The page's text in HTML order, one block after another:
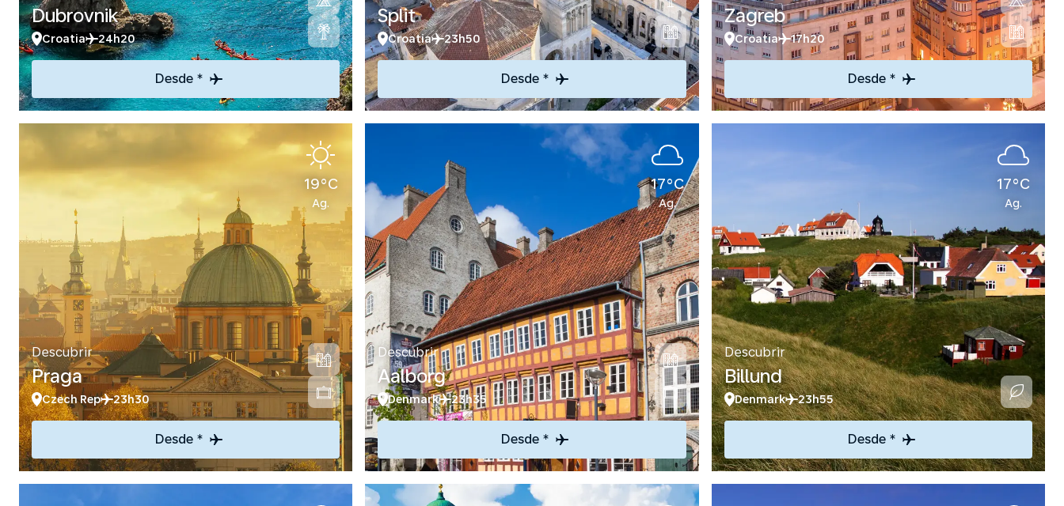
Dubrovnik
Croatia 24h20
Desde *
Split
Croatia 23h50
Desde *
Zagreb
Croatia 17h20
Desde *
19°C
Ag.
Descubrir
Praga
Czech Rep 23h30
Desde *
17°C
Ag.
Descubrir
Aalborg
Denmark 23h35
Desde *
17°C
Ag.
Descubrir
Billund
Denmark 23h55
Desde *